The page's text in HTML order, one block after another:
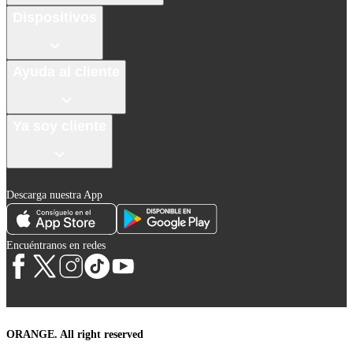
Descarga nuestra App
Encuéntranos en redes
ORANGE. All right reserved